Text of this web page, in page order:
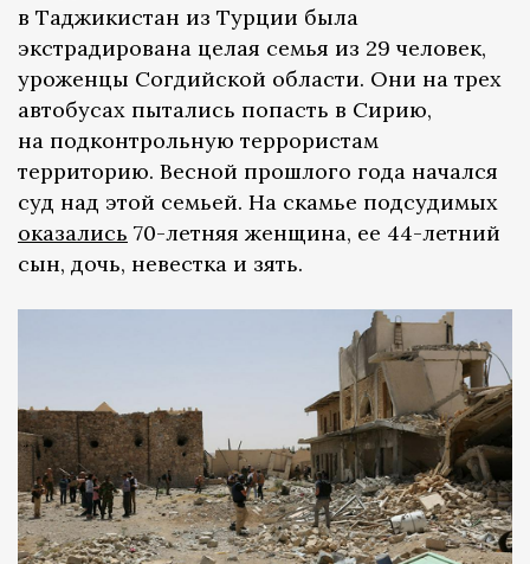
в Таджикистан из Турции была
экстрадирована целая семья из 29 человек,
уроженцы Согдийской области. Они на трех
автобусах пытались попасть в Сирию,
на подконтрольную террористам
территорию. Весной прошлого года начался
суд над этой семьей. На скамье подсудимых
оказались 70-летняя женщина, ее 44-летний
сын, дочь, невестка и зять.